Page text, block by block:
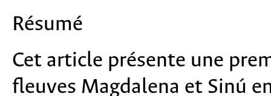
Résumé
Cet article présente une
fleuves Magdalena et Sinú